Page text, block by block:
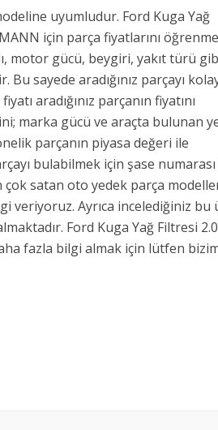
uyumludur. Ford Kuga Yağ
için parça fiyatlarını
motor gücü, beygiri, yakıt türü
sayede aradığınız parçayı
aradığınız parçanın fiyatını
marka gücü ve araçta bulunan
parçanın piyasa değeri ile
bulabilmek için şase
satan oto yedek parça
veriyoruz. Ayrıca incelediğiniz bu
Ford Kuga Yağ Filtresi
fazla bilgi almak için lütfen